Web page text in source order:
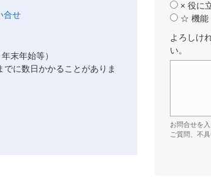
末年始等）
に数日かかることがありま
× 役に
☆ 機能
よろしけ
い。
お問合せを
ご質問、不